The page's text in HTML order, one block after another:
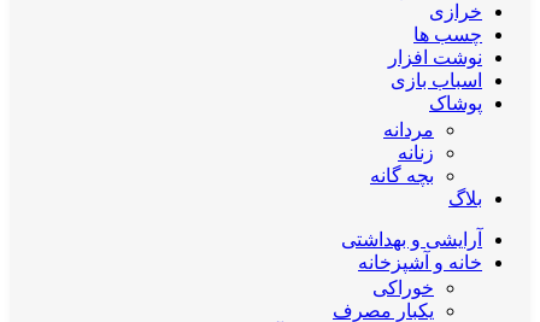
خرازی
چسب ها
نوشت افزار
اسباب بازی
پوشاک
مردانه
زنانه
بچه گانه
بلاگ
آرایشی و بهداشتی
خانه و آشپزخانه
خوراکی
یکبار مصرف